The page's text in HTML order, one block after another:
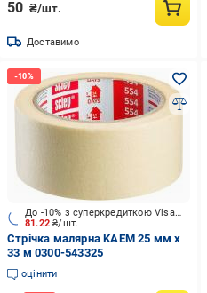
50 ₴/шт.
Доставимо
81.22₴/шт.
До -10% з суперкредиткою Visa Вигода
Стрічка малярна KAEM 25 мм x
33 м 0300-543325
оцінити